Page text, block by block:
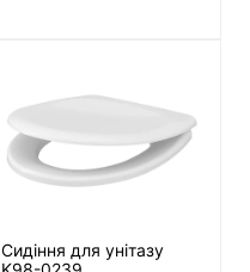
Сидіння для унітазу